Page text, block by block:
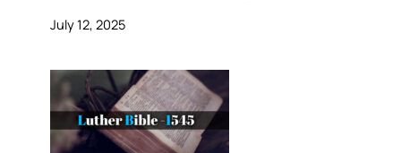
July 12, 2025